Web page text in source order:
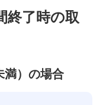
終了時の取
満）の場合